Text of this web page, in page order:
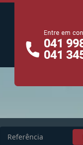
Busca